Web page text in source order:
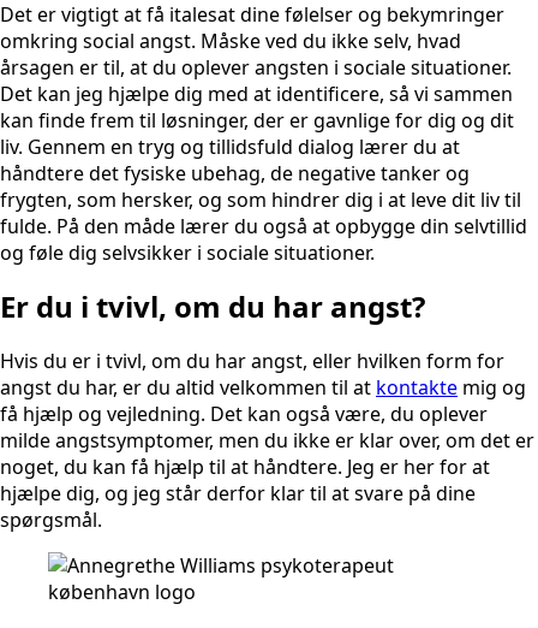
Det er vigtigt at få italesat dine følelser og bekymringer
omkring social angst. Måske ved du ikke selv, hvad
årsagen er til, at du oplever angsten i sociale situationer.
Det kan jeg hjælpe dig med at identificere, så vi sammen
kan finde frem til løsninger, der er gavnlige for dig og dit
liv. Gennem en tryg og tillidsfuld dialog lærer du at
håndtere det fysiske ubehag, de negative tanker og
frygten, som hersker, og som hindrer dig i at leve dit liv til
fulde. På den måde lærer du også at opbygge din selvtillid
og føle dig selvsikker i sociale situationer.
Er du i tvivl, om du har angst?
Hvis du er i tvivl, om du har angst, eller hvilken form for
angst du har, er du altid velkommen til at kontakte mig og
få hjælp og vejledning. Det kan også være, du oplever
milde angstsymptomer, men du ikke er klar over, om det er
noget, du kan få hjælp til at håndtere. Jeg er her for at
hjælpe dig, og jeg står derfor klar til at svare på dine
spørgsmål.